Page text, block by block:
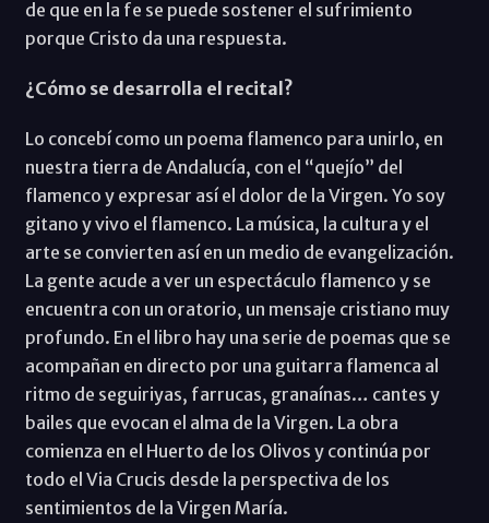
de que en la fe se puede sostener el sufrimiento
porque Cristo da una respuesta.
¿Cómo se desarrolla el recital?
Lo concebí como un poema flamenco para unirlo, en
nuestra tierra de Andalucía, con el “quejío” del
flamenco y expresar así el dolor de la Virgen. Yo soy
gitano y vivo el flamenco. La música, la cultura y el
arte se convierten así en un medio de evangelización.
La gente acude a ver un espectáculo flamenco y se
encuentra con un oratorio, un mensaje cristiano muy
profundo. En el libro hay una serie de poemas que se
acompañan en directo por una guitarra flamenca al
ritmo de seguiriyas, farrucas, granaínas… cantes y
bailes que evocan el alma de la Virgen. La obra
comienza en el Huerto de los Olivos y continúa por
todo el Via Crucis desde la perspectiva de los
sentimientos de la Virgen María.